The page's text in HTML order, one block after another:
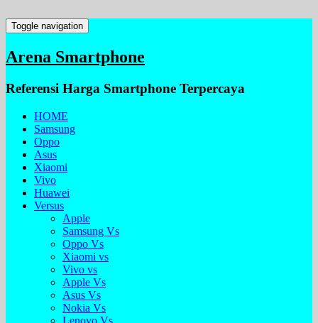
Toggle navigation
Arena Smartphone
Referensi Harga Smartphone Terpercaya
HOME
Samsung
Oppo
Asus
Xiaomi
Vivo
Huawei
Versus
Apple
Samsung Vs
Oppo Vs
Xiaomi vs
Vivo vs
Apple Vs
Asus Vs
Nokia Vs
Lenovo Vs